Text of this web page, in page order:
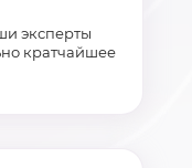
эксперты
кратчайшее